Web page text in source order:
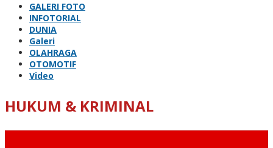
GALERI FOTO
INFOTORIAL
DUNIA
Galeri
OLAHRAGA
OTOMOTIF
Video
HUKUM & KRIMINAL